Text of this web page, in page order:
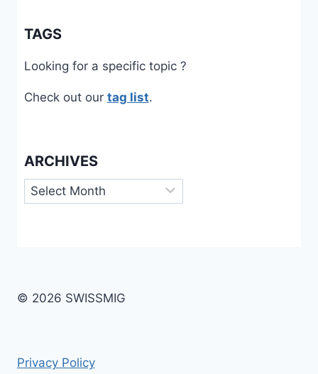
TAGS
Looking for a specific topic ?
Check out our tag list.
ARCHIVES
Archives
© 2026 SWISSMIG
Privacy Policy